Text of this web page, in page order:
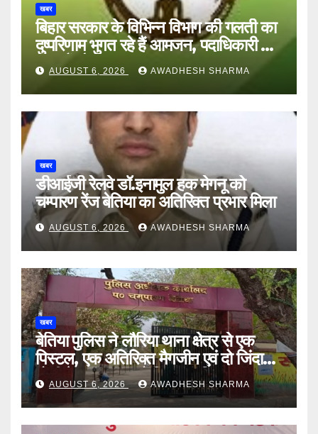
खबर
बिहार सरकार के विभिन्न विभाग की गलती का
दुष्परिणाम भुगत रहे हैं आमजन, पदाधिकारी और
अन्य हैं मौन
AUGUST 6, 2026 AWADHESH SHARMA
खबर
डीआईजी रेलवे डॉ.इनामुल हक मेगनू को
चम्पारण रेंज बेतिया का अतिरिक्त प्रभार मिला
AUGUST 6, 2026 AWADHESH SHARMA
खबर
बेतिया पुलिस ने लौरिया थाना क्षेत्र से एक
पिस्टल, एक अतिरिक्त मैगजीन एवं दो जिंदा
गोली के साथ एक को गिरफ्तार दिया
AUGUST 6, 2026 AWADHESH SHARMA